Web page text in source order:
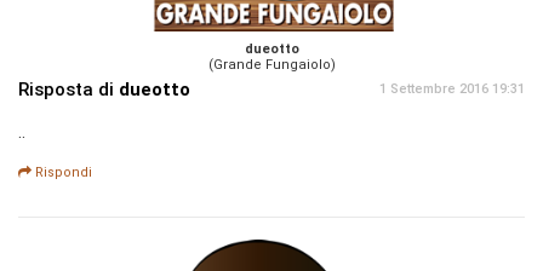
dueotto
(Grande Fungaiolo)
Risposta di dueotto 1 Settembre 2016 19:31
..
Rispondi